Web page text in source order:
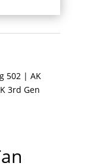
502| AK
3rd Gen